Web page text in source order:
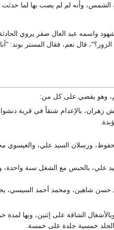
الشمس، وأنه لم لم يصب بها لما حدثت
واسمه عبد العال صقر يروي
قال نعم، فقال المستر بوند:
بالإعدام شنقاً في قرية
ورسلان السيد علي، والعيسوي
علي، بالحبس مع الشغل سنة واحدة،
حسن شاهين، ومحمد أحمد السيسي،
الشاقة على إثنين، وبها
خمسية جلدة على خمسة.